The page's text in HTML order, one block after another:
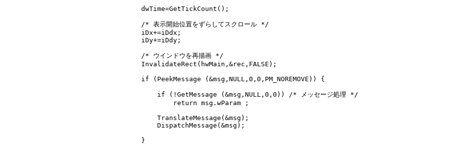
              dwTime=GetTickCount();
              /* 表示開始位置をずらしてスクロール */
              iDx+=iDdx;
              iDy+=iDdy;
              /* ウインドウを再描画 */
              InvalidateRect(hwMain,&rec,FALSE);
              if (PeekMessage (&msg,NULL,0,0,PM_NOREMOVE)) {
                  if (!GetMessage (&msg,NULL,0,0)) /* メッセージ処理 */
                      return msg.wParam ;
                  TranslateMessage(&msg);
                  DispatchMessage(&msg);
              }